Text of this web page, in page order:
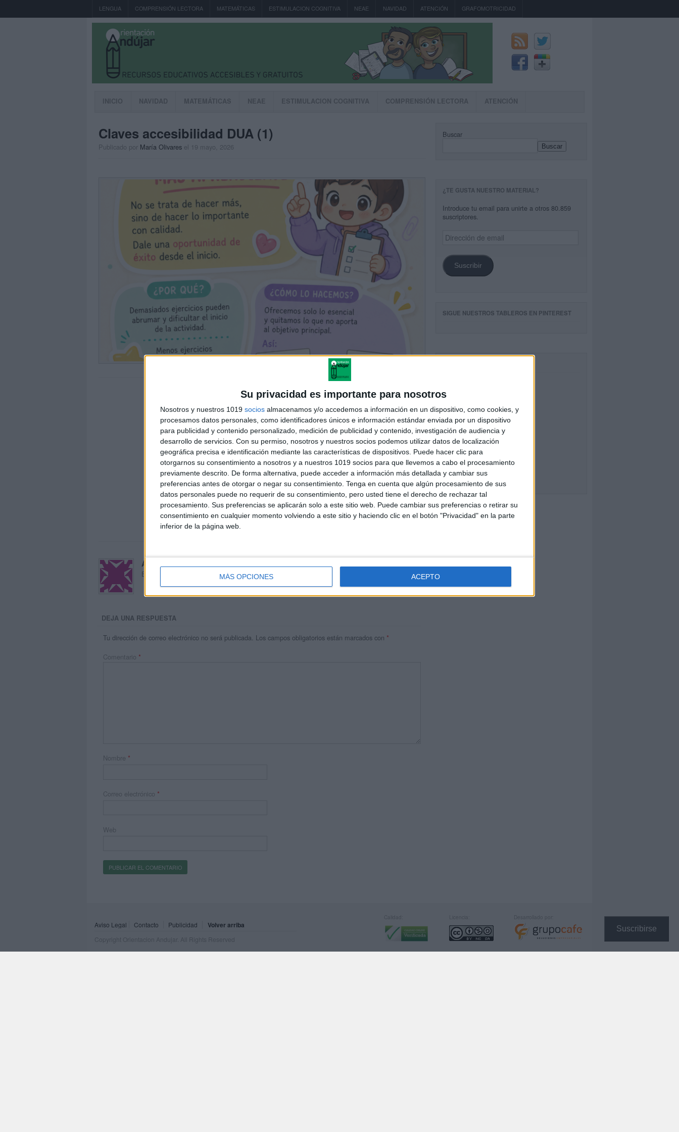
Su privacidad es importante para nosotros
Nosotros y nuestros 1019 socios almacenamos y/o accedemos a información en un dispositivo, como cookies, y
procesamos datos personales, como identificadores únicos e información estándar enviada por un dispositivo
para publicidad y contenido personalizado, medición de publicidad y contenido, investigación de audiencia y
desarrollo de servicios. Con su permiso, nosotros y nuestros socios podemos utilizar datos de localización
geográfica precisa e identificación mediante las características de dispositivos. Puede hacer clic para
otorgarnos su consentimiento a nosotros y a nuestros 1019 socios para que llevemos a cabo el procesamiento
previamente descrito. De forma alternativa, puede acceder a información más detallada y cambiar sus
preferencias antes de otorgar o negar su consentimiento. Tenga en cuenta que algún procesamiento de sus
datos personales puede no requerir de su consentimiento, pero usted tiene el derecho de rechazar tal
procesamiento. Sus preferencias se aplicarán solo a este sitio web. Puede cambiar sus preferencias o retirar su
consentimiento en cualquier momento volviendo a este sitio y haciendo clic en el botón "Privacidad" en la parte
inferior de la página web.
MÁS OPCIONES ACEPTO
Suscribirse
LENGUA COMPRENSIÓN LECTORA MATEMÁTICAS ESTIMULACION COGNITIVA NEAE NAVIDAD ATENCIÓN GRAFOMOTRICIDAD
INICIO NAVIDAD MATEMÁTICAS NEAE ESTIMULACION COGNITIVA COMPRENSIÓN LECTORA ATENCIÓN
Claves accesibilidad DUA (1)
Publicado por María Olivares el 19 mayo, 2026
Acerca de María Olivares
El autor no ha proporcionado ninguna información.
DEJA UNA RESPUESTA
Tu dirección de correo electrónico no será publicada. Los campos obligatorios están marcados con *
Comentario *
Nombre *
Correo electrónico *
Web
Buscar
Buscar
¿TE GUSTA NUESTRO MATERIAL?
Introduce tu email para unirte a otros 80.859
suscriptores.
Dirección
de
Suscribir
SIGUE NUESTROS TABLEROS EN PINTEREST
Aviso Legal Contacto Publicidad Volver arriba